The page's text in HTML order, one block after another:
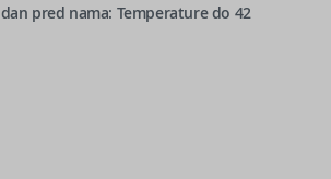
pred nama: Temperature do 42